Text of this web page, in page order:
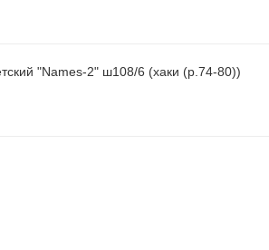
"Names-2" ш108/6 (хаки (р.74-80))